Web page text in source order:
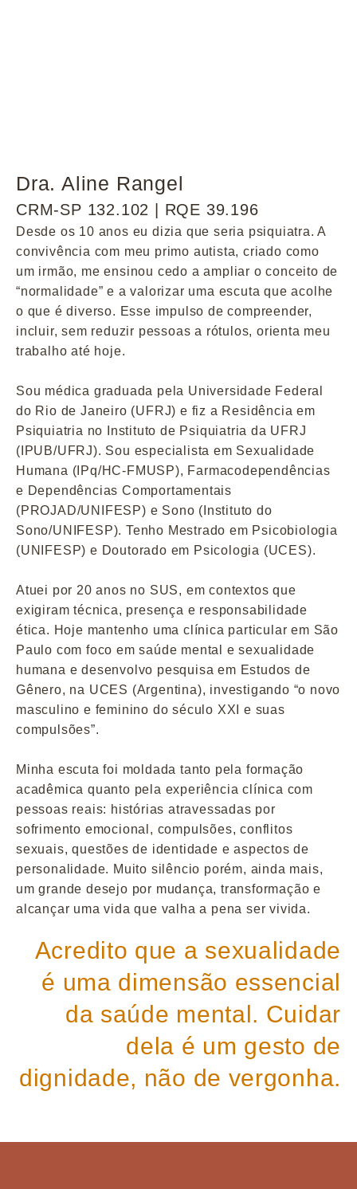
Dra. Aline Rangel
CRM-SP 132.102 | RQE 39.196
Desde os 10 anos eu dizia que seria psiquiatra. A
convivência com meu primo autista, criado como
um irmão, me ensinou cedo a ampliar o conceito de
“normalidade” e a valorizar uma escuta que acolhe
o que é diverso. Esse impulso de compreender,
incluir, sem reduzir pessoas a rótulos, orienta meu
trabalho até hoje.
Sou médica graduada pela Universidade Federal
do Rio de Janeiro (UFRJ) e fiz a Residência em
Psiquiatria no Instituto de Psiquiatria da UFRJ
(IPUB/UFRJ). Sou especialista em Sexualidade
Humana (IPq/HC-FMUSP), Farmacodependências
e Dependências Comportamentais
(PROJAD/UNIFESP) e Sono (Instituto do
Sono/UNIFESP). Tenho Mestrado em Psicobiologia
(UNIFESP) e Doutorado em Psicologia (UCES).
Atuei por 20 anos no SUS, em contextos que
exigiram técnica, presença e responsabilidade
ética. Hoje mantenho uma clínica particular em São
Paulo com foco em saúde mental e sexualidade
humana e desenvolvo pesquisa em Estudos de
Gênero, na UCES (Argentina), investigando “o novo
masculino e feminino do século XXI e suas
compulsões”.
Minha escuta foi moldada tanto pela formação
acadêmica quanto pela experiência clínica com
pessoas reais: histórias atravessadas por
sofrimento emocional, compulsões, conflitos
sexuais, questões de identidade e aspectos de
personalidade. Muito silêncio porém, ainda mais,
um grande desejo por mudança, transformação e
alcançar uma vida que valha a pena ser vivida.
Acredito que a sexualidade
é uma dimensão essencial
da saúde mental. Cuidar
dela é um gesto de
dignidade, não de vergonha.